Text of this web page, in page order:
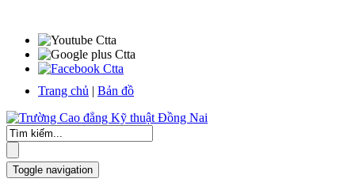
Trang chủ | Bản đồ
Toggle navigation